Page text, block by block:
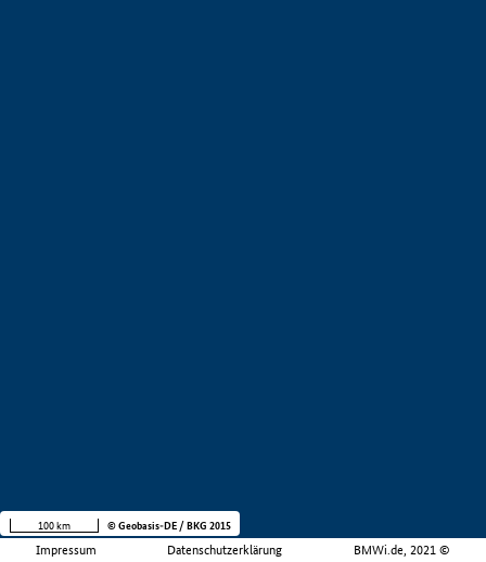
Impressum Datenschutzerklärung BMWi.de, 2021 ©
100 km © Geobasis-DE / BKG 2015